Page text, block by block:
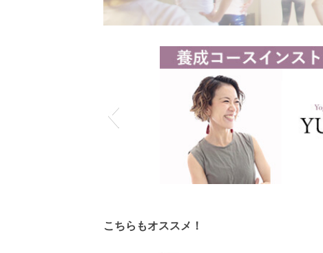
こちらもオススメ！